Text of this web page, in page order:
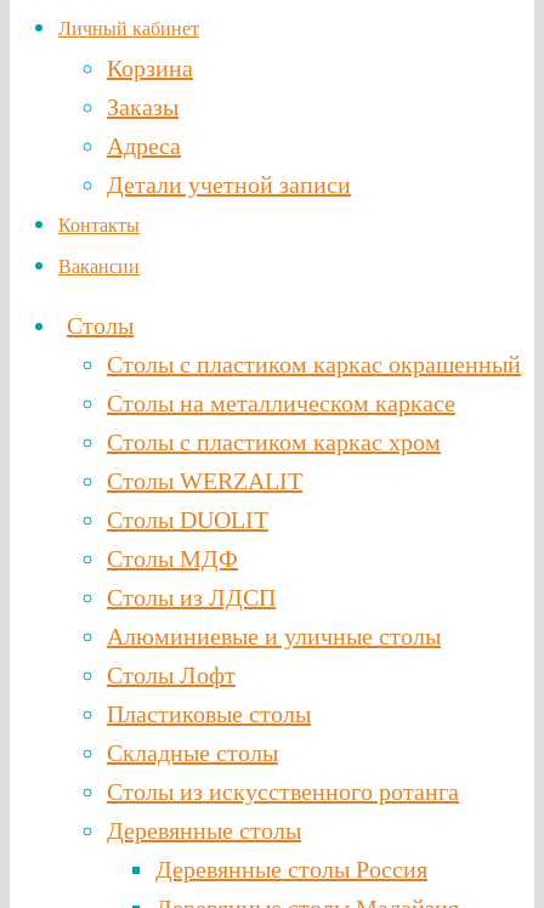
Личный кабинет
Корзина
Заказы
Адреса
Детали учетной записи
Контакты
Вакансии
Столы
Столы с пластиком каркас окрашенный
Столы на металлическом каркасе
Столы с пластиком каркас хром
Столы WERZALIT
Столы DUOLIT
Столы МДФ
Столы из ЛДСП
Алюминиевые и уличные столы
Столы Лофт
Пластиковые столы
Складные столы
Столы из искусственного ротанга
Деревянные столы
Деревянные столы Россия